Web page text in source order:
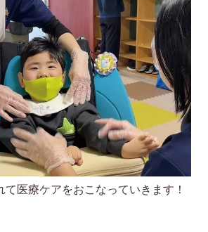
医療ケアをおこなっていきます！